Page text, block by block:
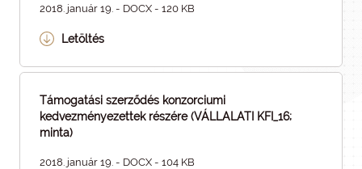
2018. január 19. - DOCX - 120 KB
Letöltés
Támogatási szerződés konzorciumi
kedvezményezettek részére (VÁLLALATI KFI_16;
minta)
2018. január 19. - DOCX - 104 KB